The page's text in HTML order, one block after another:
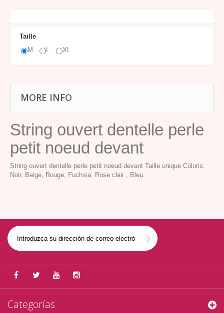
Taille
M
L XL
MORE INFO
String ouvert dentelle perle
petit noeud devant
String ouvert dentelle perle petit noeud devant Taille unique Coloris:
Noir, Beige, Rouge, Fuchsia, Rose clair , Bleu
Categorías